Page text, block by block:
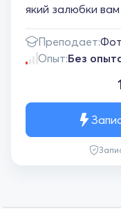
який залюбки
Преподает:
Опыт:Без